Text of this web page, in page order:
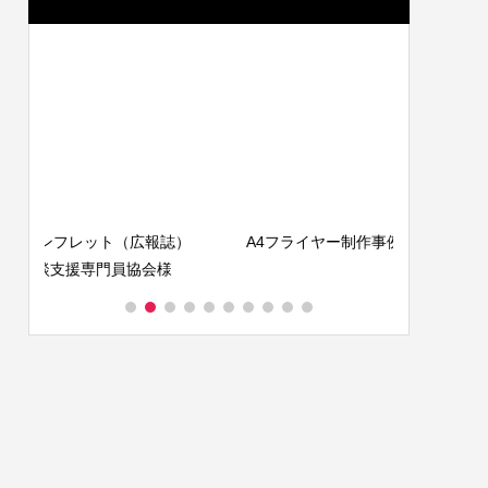
A4フライヤー制作事例 LEPONT様